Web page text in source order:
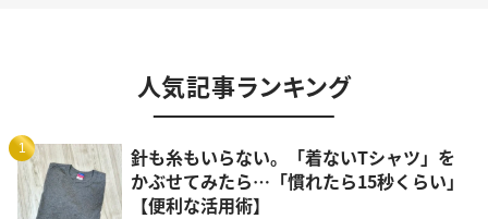
人気記事ランキング
1
針も糸もいらない。「着ないTシャツ」を
かぶせてみたら…「慣れたら15秒くらい」
【便利な活用術】